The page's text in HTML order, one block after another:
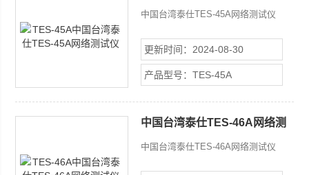
中国台湾泰仕TES-45A网络测试仪
更新时间：2024-08-30
产品型号：TES-45A
中国台湾泰仕TES-46A网络测
中国台湾泰仕TES-46A网络测试仪